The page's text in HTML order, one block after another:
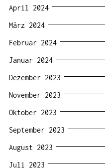
April 2024
März 2024
Februar 2024
Januar 2024
Dezember 2023
November 2023
Oktober 2023
September 2023
August 2023
Juli 2023